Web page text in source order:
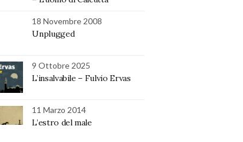
18 Novembre 2008
Unplugged
9 Ottobre 2025
L’insalvabile – Fulvio Ervas
11 Marzo 2014
L’estro del male